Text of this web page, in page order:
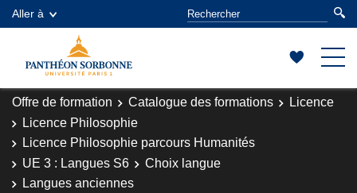
Aller à
Offre de formation Catalogue des formations
Licence
Licence Philosophie
Licence Philosophie parcours Humanités
UE 3 : Langues S6
Choix langue
Langues anciennes